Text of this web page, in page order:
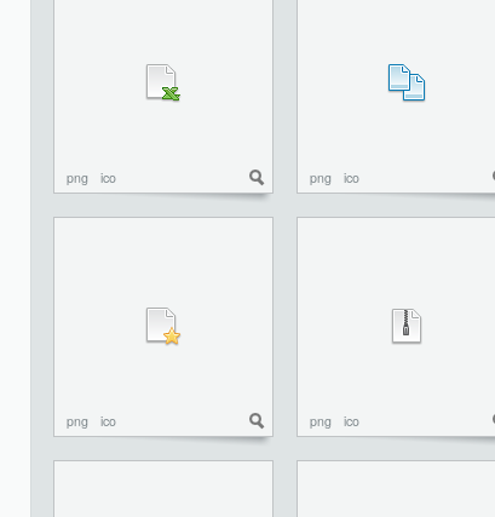
png ico png ico
png ico png ico